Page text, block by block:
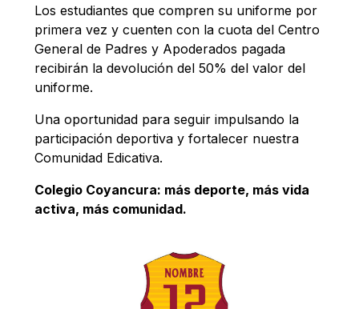
Los estudiantes que compren su uniforme por
primera vez y cuenten con la cuota del Centro
General de Padres y Apoderados pagada
recibirán la devolución del 50% del valor del
uniforme.
Una oportunidad para seguir impulsando la
participación deportiva y fortalecer nuestra
Comunidad Edicativa.
Colegio Coyancura: más deporte, más vida
activa, más comunidad.